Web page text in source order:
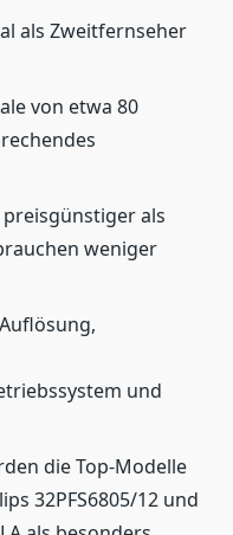
als Zweitfernseher
von etwa 80
als
weniger
und
die Top-Modelle
32PFS6805/12 und